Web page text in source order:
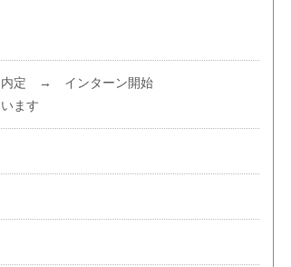
定 → インターン開始
ます